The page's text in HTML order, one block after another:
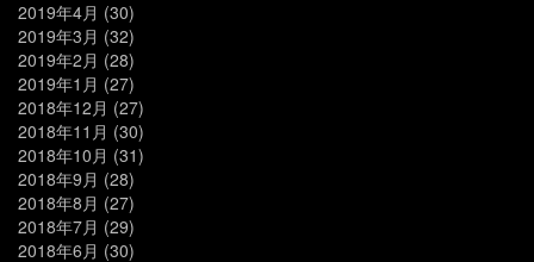
2019年4月 (30)
2019年3月 (32)
2019年2月 (28)
2019年1月 (27)
2018年12月 (27)
2018年11月 (30)
2018年10月 (31)
2018年9月 (28)
2018年8月 (27)
2018年7月 (29)
2018年6月 (30)